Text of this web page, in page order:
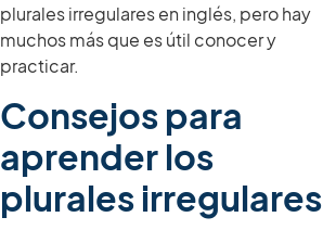
plurales irregulares en inglés, pero hay
muchos más que es útil conocer y
practicar.
Consejos para
aprender los
plurales irregulares